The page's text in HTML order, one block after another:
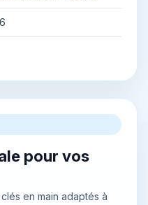
pour vos
en main adaptés à